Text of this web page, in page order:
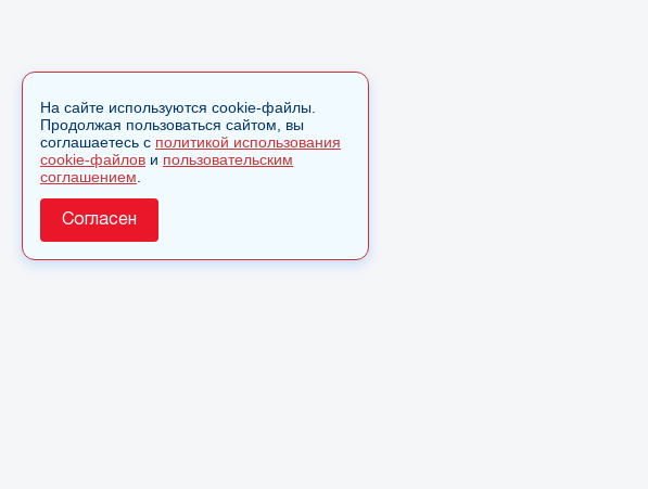
На сайте используются cookie-файлы.
Продолжая пользоваться сайтом, вы
соглашаетесь с политикой использования
cookie-файлов и пользовательским
соглашением
Согласен